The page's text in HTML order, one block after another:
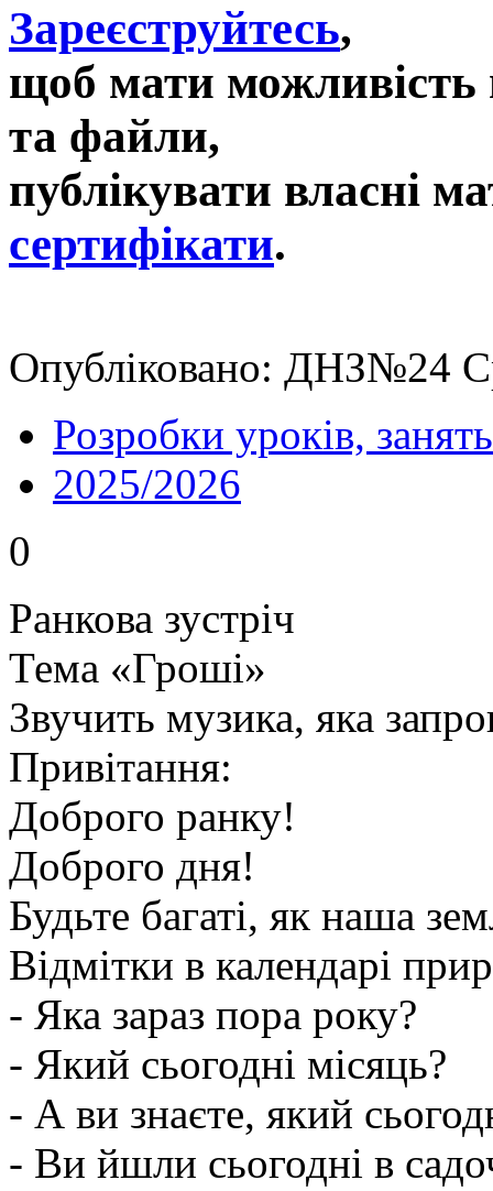
Зареєструйтесь,
щоб мати можливість
та файли,
публікувати власні
сертифікати.
Опубліковано: ДНЗ№24
Розробки уроків, занять
2025/2026
0
Ранкова зустріч
Тема «Гроші»
Звучить музика, яка
Привітання:
Доброго ранку!
Доброго дня!
Будьте багаті, як наша
Відмітки в календарі
- Яка зараз пора року?
- Який сьогодні місяць?
- А ви знаєте, який
- Ви йшли сьогодні в